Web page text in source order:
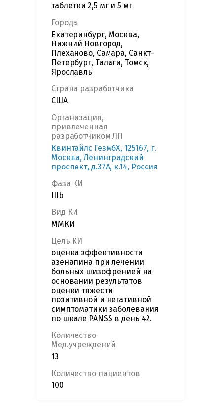
таблетки 2,5 мг и 5 мг
Города
Екатеринбург, Москва,
Нижний Новгород,
Плеханово, Самара, Санкт-
Петербург, Талаги, Томск,
Ярославль
Страна разработчика
США
Организация,
привлеченная
разработчиком ЛП
Квинтайлс ГезмбХ, 125167, г.
Москва, Ленинградский
проспект, д.37А, к.14, Россия
Фаза КИ
IIIb
Вид КИ
ММКИ
Цель КИ
оценка эффективности
азенапина при лечении
больных шизофренией на
основании результатов
оценки тяжести
позитивной и негативной
симптоматики заболевания
по шкале PANSS в день 42.
Количество
Мед.учреждений
13
Количество пациентов
100